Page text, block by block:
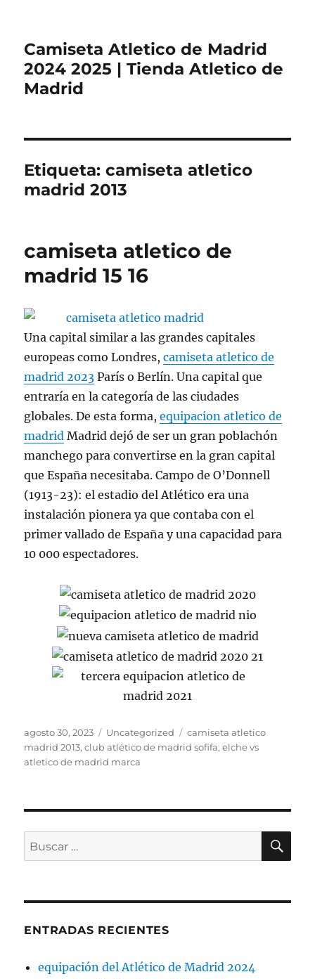
Camiseta Atletico de Madrid
2024 2025 | Tienda Atletico de
Madrid
Etiqueta:camiseta atletico
madrid 2013
camiseta atletico de
madrid 15 16
Una capital similar a las grandes capitales
europeas como Londres,camiseta atletico de
madrid 2023 París o Berlín. Una capital que
entraría en la categoría de las ciudades
globales. De esta forma,equipacion atletico de
madrid Madrid dejó de ser un gran poblachón
manchego para convertirse en la gran capital
que España necesitaba. Campo de O’Donnell
(1913-23): el estadio del Atlético era una
instalación pionera ya que contaba con el
primer vallado de España y una capacidad para
10 000 espectadores.
Publicado
el
agosto 30, 2023 Categorías
Uncategorized Etiquetas
camiseta atletico
madrid 2013,club atlético de madrid sofifa,elche vs
atletico de madrid marca
Buscar
por:
ENTRADAS RECIENTES
equipación del Atlético de Madrid 2024